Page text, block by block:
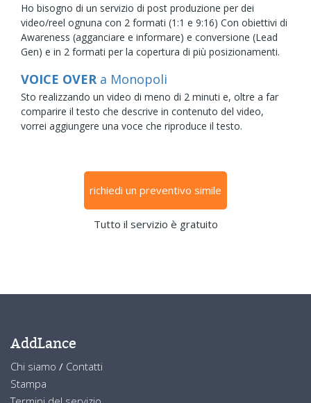
Ho bisogno di un servizio di post produzione per dei
video/reel ognuna con 2 formati (1:1 e 9:16) Con obiettivi di
Awareness (agganciare e informare) e conversione (Lead
Gen) e in 2 formati per la copertura di più posizionamenti.
VOICE OVER a Monopoli
Sto realizzando un video di meno di 2 minuti e, oltre a far
comparire il testo che descrive in contenuto del video,
vorrei aggiungere una voce che riproduce il testo.
richiedi un preventivo simile
Tutto il servizio è gratuito
AddLance
Chi siamo / Contatti
Stampa